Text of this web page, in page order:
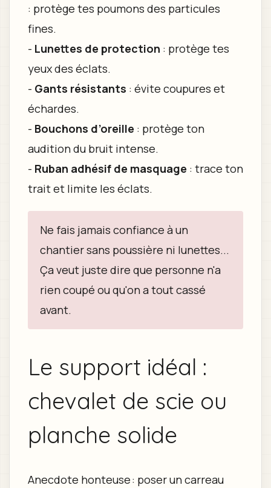
: protège tes poumons des particules
fines.
- Lunettes de protection : protège tes
yeux des éclats.
- Gants résistants : évite coupures et
échardes.
- Bouchons d’oreille : protège ton
audition du bruit intense.
- Ruban adhésif de masquage : trace ton
trait et limite les éclats.
Ne fais jamais confiance à un
chantier sans poussière ni lunettes...
Ça veut juste dire que personne n'a
rien coupé ou qu'on a tout cassé
avant.
Le support idéal :
chevalet de scie ou
planche solide
Anecdote honteuse : poser un carreau